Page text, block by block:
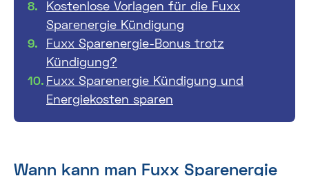
Kostenlose Vorlagen für die Fuxx
Sparenergie Kündigung
Fuxx Sparenergie-Bonus trotz
Kündigung?
Fuxx Sparenergie Kündigung und
Energiekosten sparen
Wann kann man Fuxx Sparenergie